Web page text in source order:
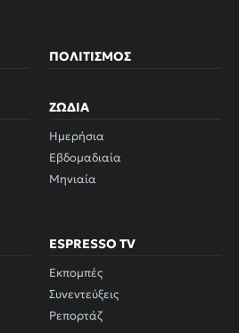
ΠΟΛΙΤΙΣΜΌΣ
ΖΏΔΙΑ
Ημερήσια
Εβδομαδιαία
Μηνιαία
ESPRESSO TV
Εκπομπές
Συνεντεύξεις
Ρεπορτάζ